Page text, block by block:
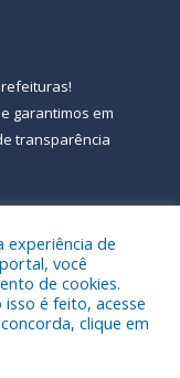
!
garantimos em
transparência
de Almeirim.
experiência de
você
de cookies.
é feito, acesse
clique em